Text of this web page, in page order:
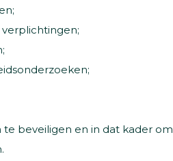
beveiligen en in dat kader om